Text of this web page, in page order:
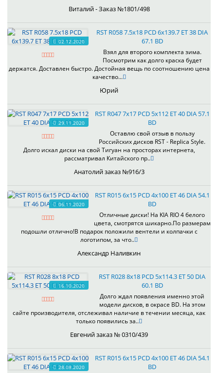
Виталий - Заказ №1801/498
02.12.2020
RST R058 7.5x18 PCD 6x139.7 ET 38 DIA
67.1 BD
Взял для второго комплекта зима.
Посмотрим как долго краска будет
держатся. Доставлен быстро. Достойная вещь по соотношению цена
качество...
Юрий
29.11.2020
RST R047 7x17 PCD 5x112 ET 40 DIA 57.1
BD
Оставлю свой отзыв в пользу
Российских дисков RST - Replica Style.
Долго искал диски на свой Тигуан на просторах интернета,
рассматривал Китайского пр..
Анатолий заказ №916/3
06.11.2020
RST R015 6x15 PCD 4x100 ET 46 DIA 54.1
BD
Отличные диски! На KIA RIO 4 белого
цвета, смотрятся шикарно.По размерам
подошли отлично!В подарок положили вентели и колпачки с
логотипом, за что..
Александр Наливкин
16.10.2020
RST R028 8x18 PCD 5x114.3 ET 50 DIA
60.1 BD
Долго ждал появления именно этой
модели дисков, в окрасе BD. На этом
сайте производителя, отслеживал наличие в течении месяца, как
только появились за..
Евгений заказ № 0310/439
28.08.2020
RST R015 6x15 PCD 4x100 ET 46 DIA 54.1
BD